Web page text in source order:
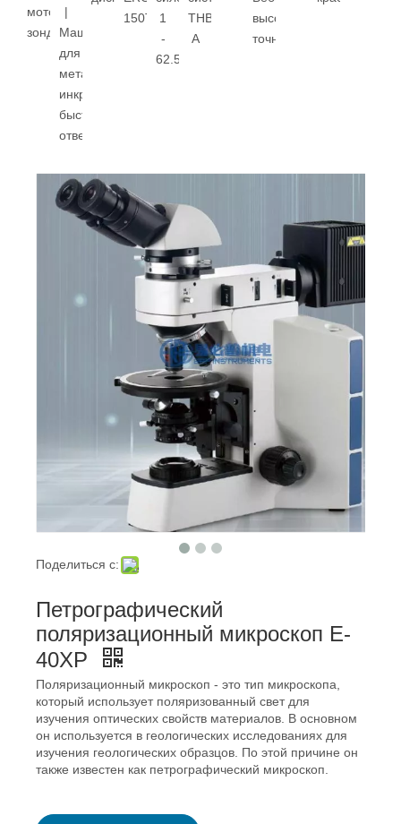
моторизованным
зондом
|
Машина
для
металлографических
инкрустации
быстрого
отверждения
150T
1
-
62.5кгф
THBS-
A
высокой
точности
Поделиться с:
Петрографический
поляризационный микроскоп E-
40XP
Поляризационный микроскоп - это тип микроскопа,
который использует поляризованный свет для
изучения оптических свойств материалов. В основном
он используется в геологических исследованиях для
изучения геологических образцов. По этой причине он
также известен как петрографический микроскоп.